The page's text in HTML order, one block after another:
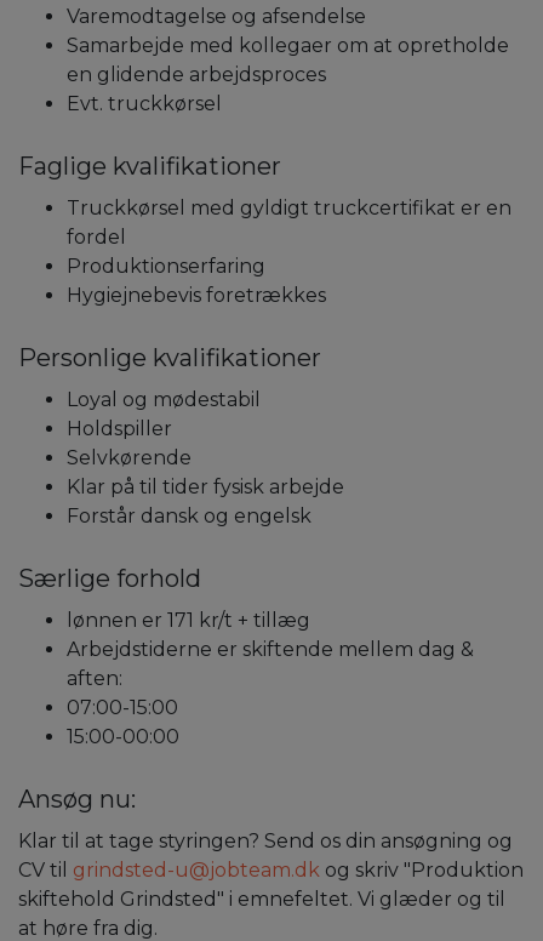
Varemodtagelse og afsendelse
Samarbejde med kollegaer om at opretholde
en glidende arbejdsproces
Evt. truckkørsel
Faglige kvalifikationer
Truckkørsel med gyldigt truckcertifikat er en
fordel
Produktionserfaring
Hygiejnebevis foretrækkes
Personlige kvalifikationer
Loyal og mødestabil
Holdspiller
Selvkørende
Klar på til tider fysisk arbejde
Forstår dansk og engelsk
Særlige forhold
lønnen er 171 kr/t + tillæg
Arbejdstiderne er skiftende mellem dag &
aften:
07:00-15:00
15:00-00:00
Ansøg nu:
Klar til at tage styringen? Send os din ansøgning og
CV til grindsted-u@jobteam.dk og skriv "Produktion
skiftehold Grindsted" i emnefeltet. Vi glæder og til
at høre fra dig.